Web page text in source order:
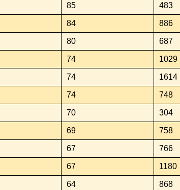
85 483
84 886
80 687
74 1029
74 1614
74 748
70 304
69 758
67 766
67 1180
64 868